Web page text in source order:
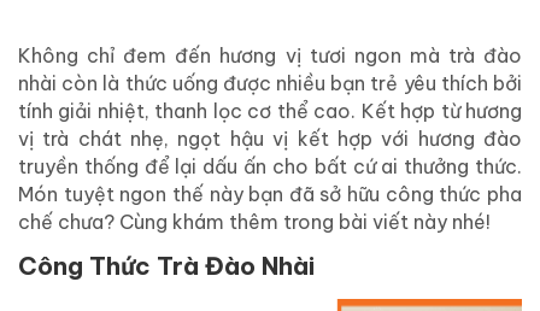
Không chỉ đem đến hương vị tươi ngon mà trà đào
nhài còn là thức uống được nhiều bạn trẻ yêu thích bởi
tính giải nhiệt, thanh lọc cơ thể cao. Kết hợp từ hương
vị trà chát nhẹ, ngọt hậu vị kết hợp với hương đào
truyền thống để lại dấu ấn cho bất cứ ai thưởng thức.
Món tuyệt ngon thế này bạn đã sở hữu công thức pha
chế chưa? Cùng khám thêm trong bài viết này nhé!
Công Thức Trà Đào Nhài